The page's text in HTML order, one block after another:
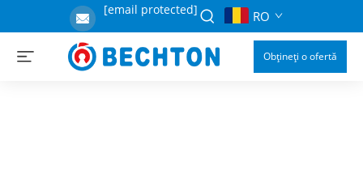
[email protected] RO
Obțineți o ofertă